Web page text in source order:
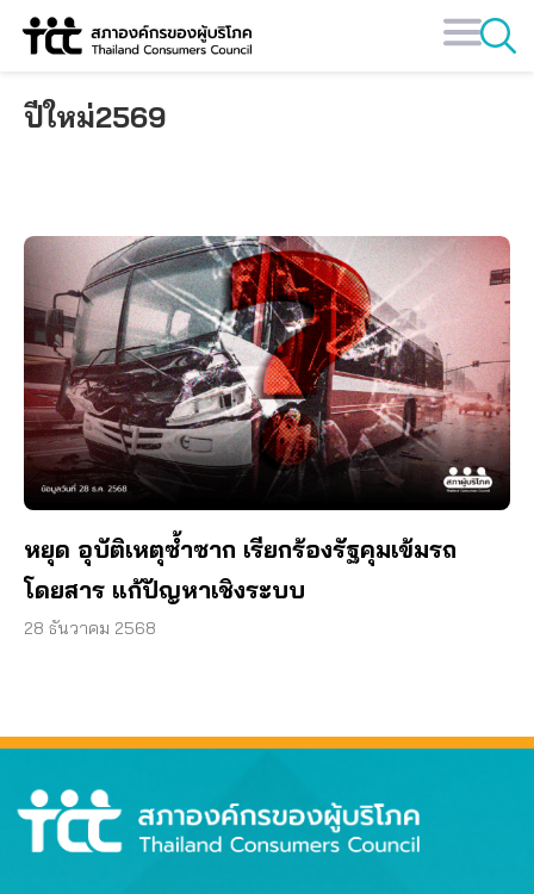
Skip
ปีใหม่2569
หยุด อุบัติเหตุซ้ำซาก เรียกร้องรัฐคุมเข้มรถ
โดยสาร แก้ปัญหาเชิงระบบ
28 ธันวาคม 2568